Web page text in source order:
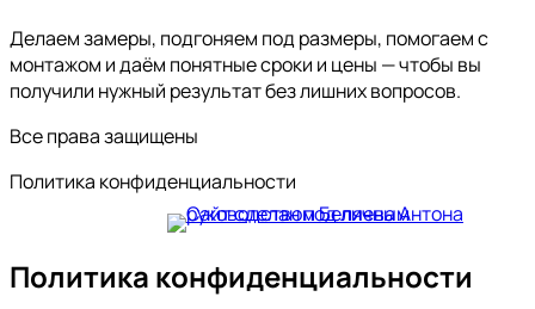
Делаем замеры, подгоняем под размеры, помогаем с
монтажом и даём понятные сроки и цены — чтобы вы
получили нужный результат без лишних вопросов.
Все права защищены
Политика конфиденциальности
Политика конфиденциальности